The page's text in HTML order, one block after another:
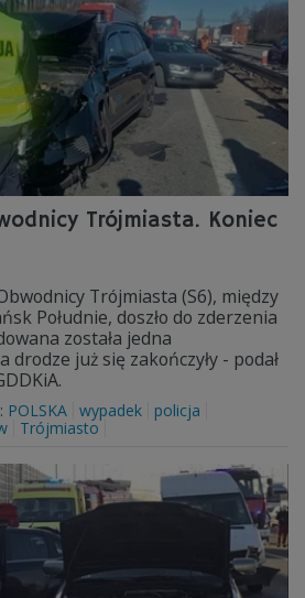
Trójmiasta. Koniec
Trójmiasta (S6), między
Południe, doszło do zderzenia
została jedna
już się zakończyły - podał
POLSKA wypadek
policja
Trójmiasto